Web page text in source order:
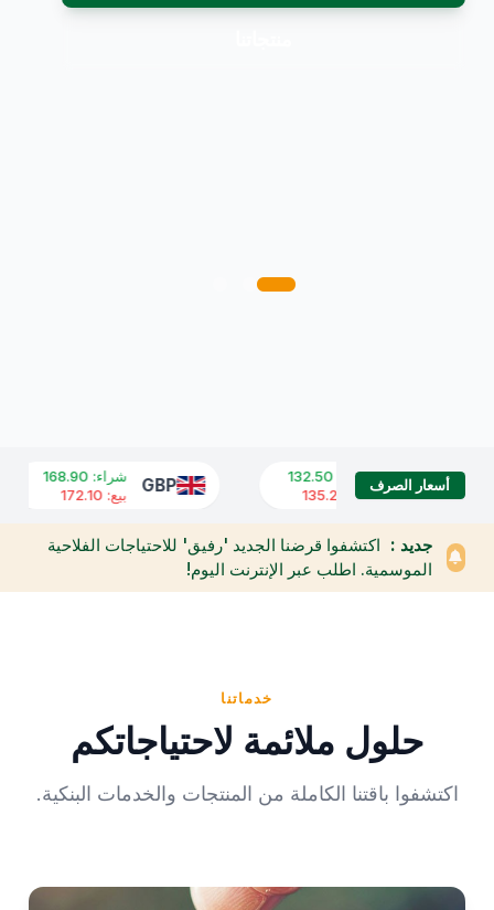
أسعار الصرفUSD شراء:
132.50
بيع:
135.20
GBP شراء:
168.90
بيع:
172.10
جديد : اكتشفوا قرضنا الجديد 'رفيق' للاحتياجات الفلاحية
الموسمية. اطلب عبر الإنترنت اليوم!
خدماتنا
حلول ملائمة لاحتياجاتكم
اكتشفوا باقتنا الكاملة من المنتجات والخدمات البنكية.